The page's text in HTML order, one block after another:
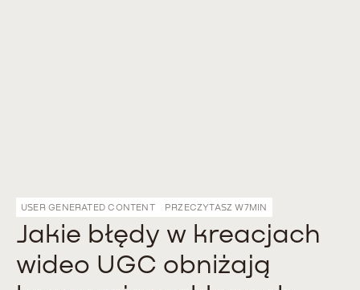
USER GENERATED CONTENT PRZECZYTASZ W7MIN
Jakie błędy w kreacjach
wideo UGC obniżają